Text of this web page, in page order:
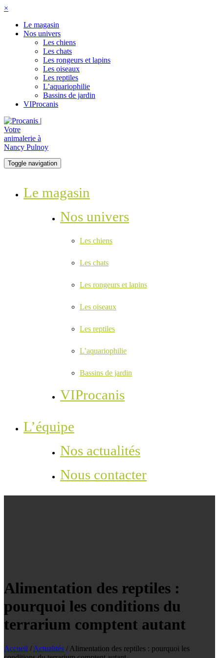
×
Le magasin
Nos univers
Les chiens
Les chats
Les rongeurs et lapins
Les oiseaux
Les reptiles
L’aquariophilie
Bassins de jardin
VIProcanis
Toggle navigation
Le magasin
Nos univers
Les chiens
Les chats
Les rongeurs et lapins
Les oiseaux
Les reptiles
L’aquariophilie
Bassins de jardin
VIProcanis
L’équipe
Nos actualités
Nous contacter
Alimentation des reptiles :
pourquoi les conditions du
terrarium comptent autant
Accueil / Actualités / Alimentation des reptiles : pourquoi les